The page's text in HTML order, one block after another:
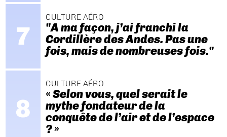
CULTURE AÉRO
"A ma façon, j’ai franchi la
Cordillère des Andes. Pas une
fois, mais de nombreuses fois."
CULTURE AÉRO
« Selon vous, quel serait le
mythe fondateur de la
conquête de l’air et de l’espace
? »